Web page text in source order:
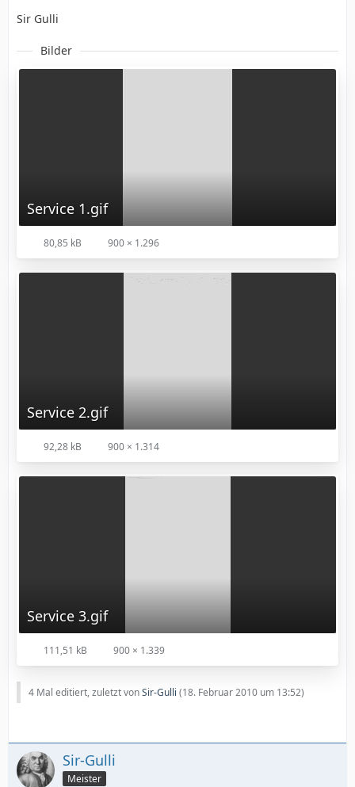
Sir Gulli
Bilder
Service 1.gif
80,85 kB 900 × 1.296
Service 2.gif
92,28 kB 900 × 1.314
Service 3.gif
111,51 kB 900 × 1.339
4 Mal editiert, zuletzt vonSir-Gulli (18. Februar 2010 um 13:52)
Sir-Gulli
Meister